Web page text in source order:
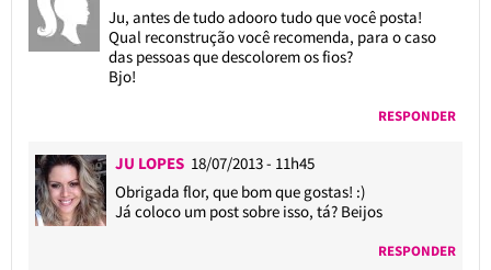
Ju, antes de tudo adooro tudo que você posta!
Qual reconstrução você recomenda, para o caso
das pessoas que descolorem os fios?
Bjo!
RESPONDER
JU LOPES 18/07/2013 - 11h45
Obrigada flor, que bom que gostas! :)
Já coloco um post sobre isso, tá? Beijos
RESPONDER